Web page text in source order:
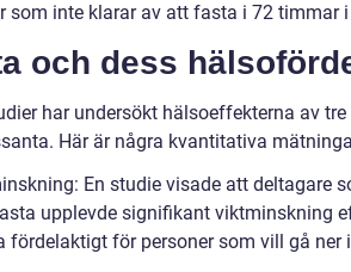
som inte klarar av att fasta i 72 timmar
och dess
har undersökt hälsoeffekterna av
Här är några kvantitativa
En studie visade att deltagare
upplevde signifikant viktminskning
fördelaktigt för personer som vill gå